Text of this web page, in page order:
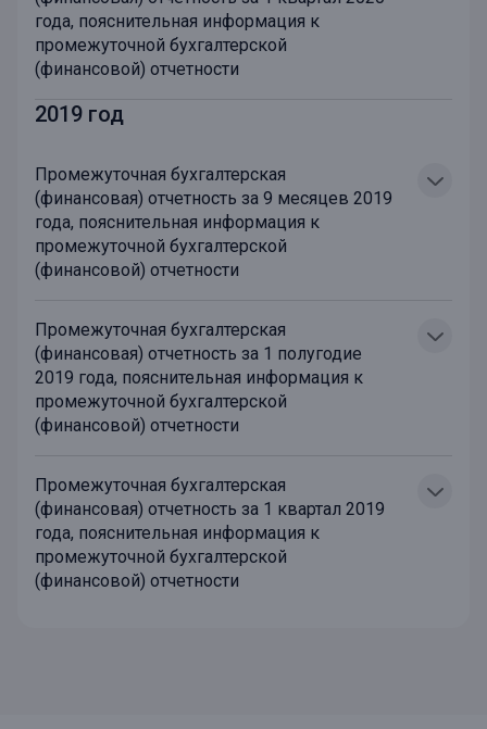
года, пояснительная информация к
промежуточной бухгалтерской
(финансовой) отчетности
2019 год
Промежуточная бухгалтерская
(финансовая) отчетность за 9 месяцев 2019
года, пояснительная информация к
промежуточной бухгалтерской
(финансовой) отчетности
Промежуточная бухгалтерская
(финансовая) отчетность за 1 полугодие
2019 года, пояснительная информация к
промежуточной бухгалтерской
(финансовой) отчетности
Промежуточная бухгалтерская
(финансовая) отчетность за 1 квартал 2019
года, пояснительная информация к
промежуточной бухгалтерской
(финансовой) отчетности